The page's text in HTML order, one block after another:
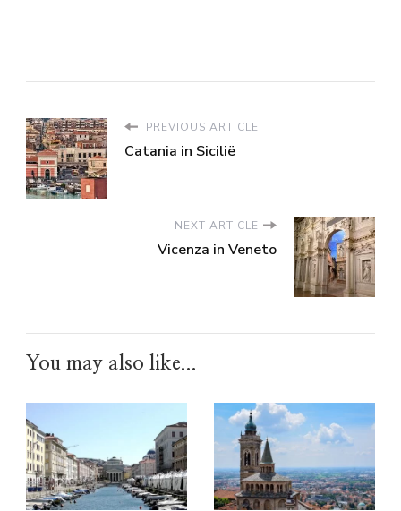
PREVIOUS ARTICLE
Catania in Sicilië
NEXT ARTICLE
Vicenza in Veneto
You may also like...